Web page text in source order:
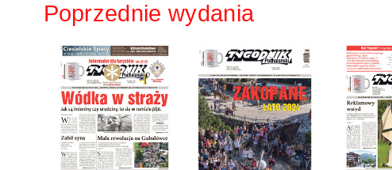
Poprzednie wydania